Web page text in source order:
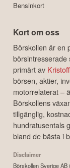
Bensinkort
Kort om oss
Börskollen är en
börsintresserade
primärt av
börsen, aktier,
motorrelaterat –
Börskollens
tillgänglig,
hundratusentals
bland de bästa i
Disclaimer
Börskollen Sverige